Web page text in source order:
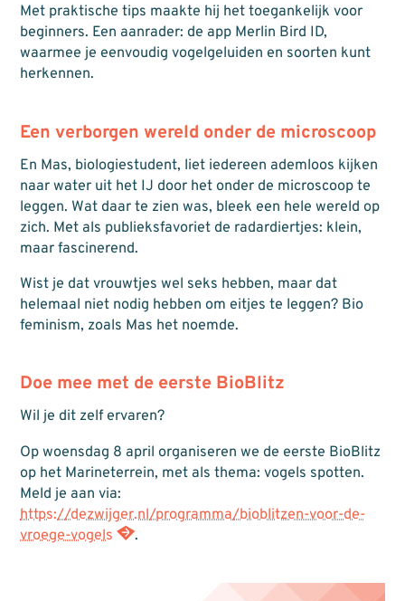
Met praktische tips maakte hij het toegankelijk voor
beginners. Een aanrader: de app Merlin Bird ID,
waarmee je eenvoudig vogelgeluiden en soorten kunt
herkennen.
Een verborgen wereld onder de microscoop
En Mas, biologiestudent, liet iedereen ademloos kijken
naar water uit het IJ door het onder de microscoop te
leggen. Wat daar te zien was, bleek een hele wereld op
zich. Met als publieksfavoriet de radardiertjes: klein,
maar fascinerend.
Wist je dat vrouwtjes wel seks hebben, maar dat
helemaal niet nodig hebben om eitjes te leggen? Bio
feminism, zoals Mas het noemde.
Doe mee met de eerste BioBlitz
Wil je dit zelf ervaren?
Op woensdag 8 april organiseren we de eerste BioBlitz
op het Marineterrein, met als thema: vogels spotten.
Meld je aan via:
https://dezwijger.nl/programma/bioblitzen-voor-de-
vroege-vogels
.